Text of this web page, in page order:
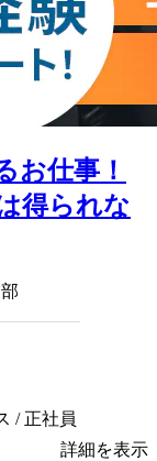
お仕事！
得られな
/ 正社員
詳細を表示